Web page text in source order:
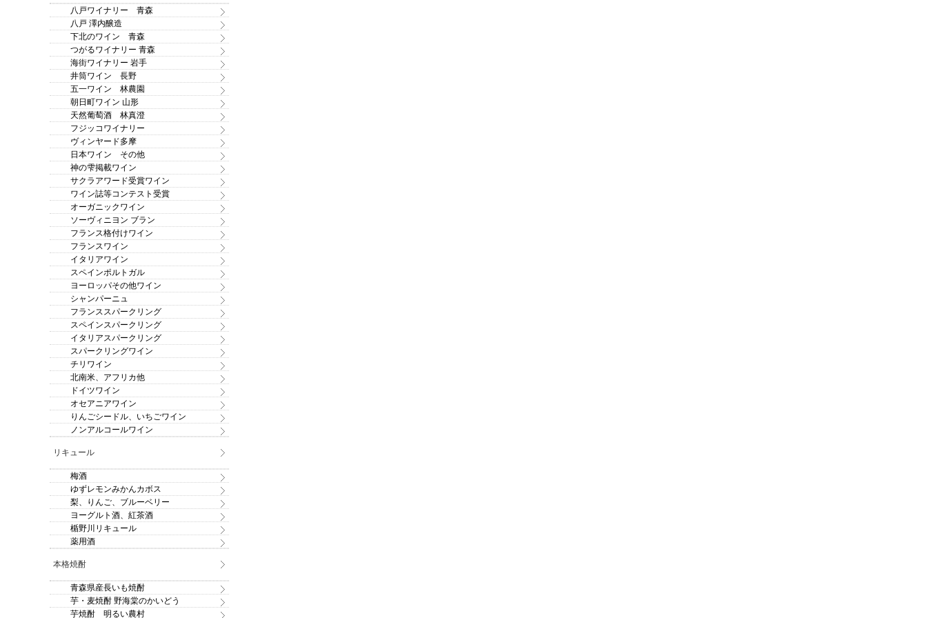
八戸ワイナリー 青森
八戸 澤内醸造
下北のワイン 青森
つがるワイナリー 青森
海街ワイナリー 岩手
井筒ワイン 長野
五一ワイン 林農園
朝日町ワイン 山形
天然葡萄酒 林真澄
フジッコワイナリー
ヴィンヤード多摩
日本ワイン その他
神の雫掲載ワイン
サクラアワード受賞ワイン
ワイン誌等コンテスト受賞
オーガニックワイン
ソーヴィニヨン ブラン
フランス格付けワイン
フランスワイン
イタリアワイン
スペインポルトガル
ヨーロッパその他ワイン
シャンパーニュ
フランススパークリング
スペインスパークリング
イタリアスパークリング
スパークリングワイン
チリワイン
北南米、アフリカ他
ドイツワイン
オセアニアワイン
りんごシードル、いちごワイン
ノンアルコールワイン
リキュール
梅酒
ゆずレモンみかんカボス
梨、りんご、ブルーベリー
ヨーグルト酒、紅茶酒
楯野川リキュール
薬用酒
本格焼酎
青森県産長いも焼酎
芋・麦焼酎 野海棠のかいどう
芋焼酎 明るい農村